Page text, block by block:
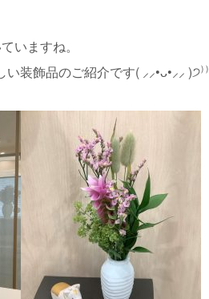
いますね。
装飾品のご紹介です( ⸝⸝•ᴗ•⸝⸝ )੭⁾⁾